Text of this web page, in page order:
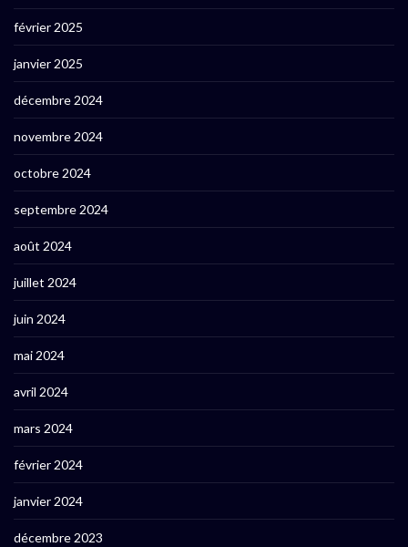
février 2025
janvier 2025
décembre 2024
novembre 2024
octobre 2024
septembre 2024
août 2024
juillet 2024
juin 2024
mai 2024
avril 2024
mars 2024
février 2024
janvier 2024
décembre 2023